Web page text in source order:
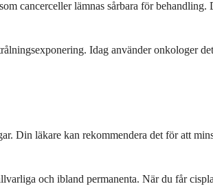
cancerceller lämnas sårbara för
Idag använder onkologer
Din läkare kan rekommendera det för att
och ibland permanenta. När du får